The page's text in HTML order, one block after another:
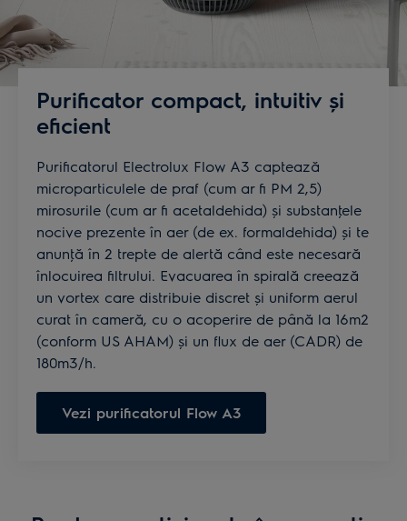
Purificator compact, intuitiv și
eficient
Purificatorul Electrolux Flow A3 captează
microparticulele de praf (cum ar fi PM 2,5)
mirosurile (cum ar fi acetaldehida) și substanţele
nocive prezente în aer (de ex. formaldehida) și te
anunţă în 2 trepte de alertă când este necesară
înlocuirea filtrului. Evacuarea în spirală creează
un vortex care distribuie discret și uniform aerul
curat în cameră, cu o acoperire de până la 16m2
(conform US AHAM) și un flux de aer (CADR) de
180m3/h.
Vezi purificatorul Flow A3